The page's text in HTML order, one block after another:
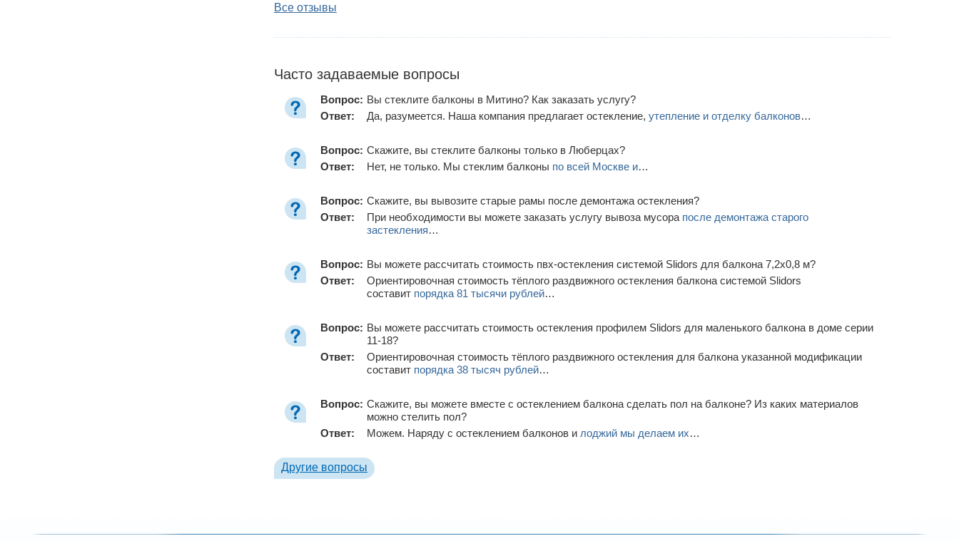
Все отзывы
Часто задаваемые вопросы
Вопрос: Вы стеклите балконы в Митино? Как заказать услугу?
Ответ:
Да, разумеется. Наша компания предлагает остекление, утепление и отделку балконов…
Вопрос: Скажите, вы стеклите балконы только в Люберцах?
Ответ:
Нет, не только. Мы стеклим балконы по всей Москве и…
Вопрос: Скажите, вы вывозите старые рамы после демонтажа остекления?
Ответ:
При необходимости вы можете заказать услугу вывоза мусора после демонтажа старого
застекления…
Вопрос: Вы можете рассчитать стоимость пвх-остекления системой Slidors для балкона 7,2х0,8 м?
Ответ:
Ориентировочная стоимость тёплого раздвижного остекления балкона системой Slidors
составит порядка 81 тысячи рублей…
Вопрос: Вы можете рассчитать стоимость остекления профилем Slidors для маленького балкона в доме серии
11-18?
Ответ:
Ориентировочная стоимость тёплого раздвижного остекления для балкона указанной модификации
составит порядка 38 тысяч рублей…
Вопрос: Скажите, вы можете вместе с остеклением балкона сделать пол на балконе? Из каких материалов
можно стелить пол?
Ответ:
Можем. Наряду с остеклением балконов и лоджий мы делаем их…
Другие вопросы